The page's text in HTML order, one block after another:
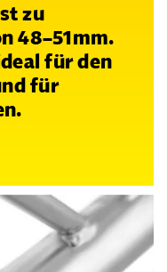
zu
48–51mm.
für den
für